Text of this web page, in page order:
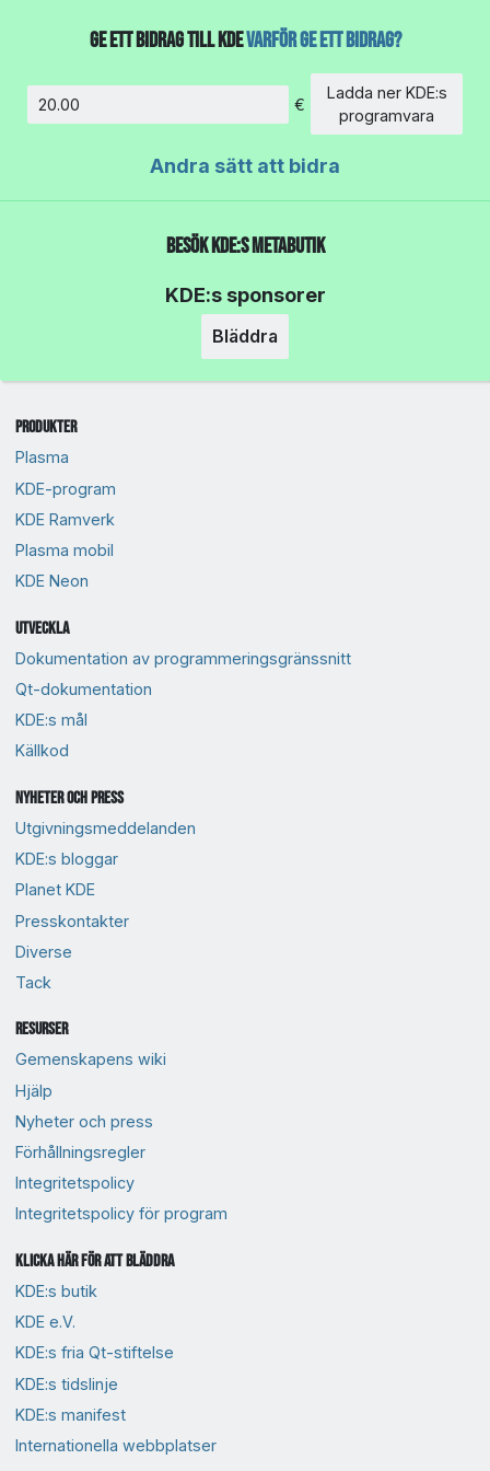
Ge ett bidrag till KDEVarför ge ett bidrag?
€
Ladda ner KDE:s
programvara
Andra sätt att bidra
Besök KDE:s metabutik
KDE:s sponsorer
Bläddra
Produkter
Plasma
KDE-program
KDE Ramverk
Plasma mobil
KDE Neon
Utveckla
Dokumentation av programmeringsgränssnitt
Qt-dokumentation
KDE:s mål
Källkod
Nyheter och press
Utgivningsmeddelanden
KDE:s bloggar
Planet KDE
Presskontakter
Diverse
Tack
Resurser
Gemenskapens wiki
Hjälp
Nyheter och press
Förhållningsregler
Integritetspolicy
Integritetspolicy för program
Klicka här för att bläddra
KDE:s butik
KDE e.V.
KDE:s fria Qt-stiftelse
KDE:s tidslinje
KDE:s manifest
Internationella webbplatser